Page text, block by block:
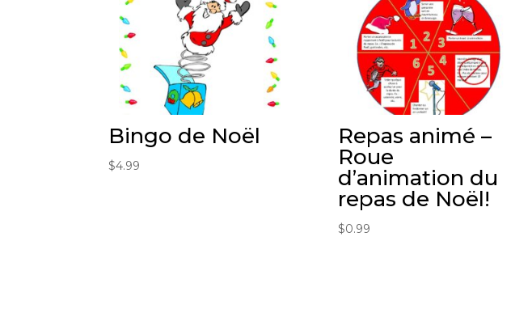
Bingo de Noël
$4.99
Repas animé –
Roue
d’animation du
repas de Noël!
$0.99